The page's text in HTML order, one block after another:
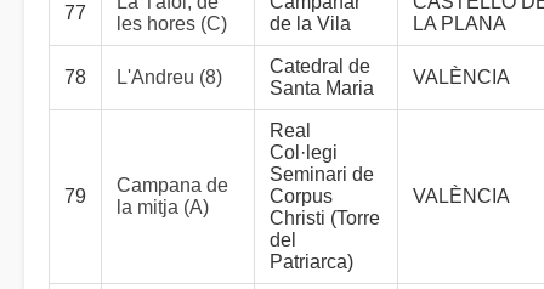
77
les hores (C)
de la Vila
LA PLANA
78 L'Andreu (8)
Catedral de
Santa Maria
VALÈNCIA
79
Campana de
la mitja (A)
Real
Col·legi
Seminari de
Corpus
Christi (Torre
del
Patriarca)
VALÈNCIA